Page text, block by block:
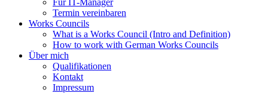
Für IT-Manager
Termin vereinbaren
Works Councils
What is a Works Council (Intro and Definition)
How to work with German Works Councils
Über mich
Qualifikationen
Kontakt
Impressum